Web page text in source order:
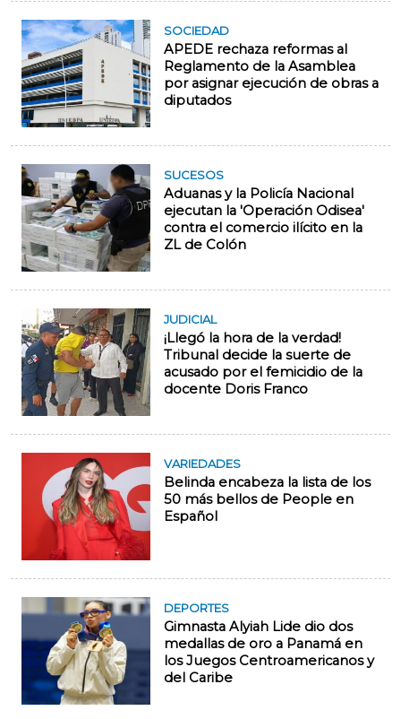
SOCIEDAD
APEDE rechaza reformas al
Reglamento de la Asamblea
por asignar ejecución de obras a
diputados
SUCESOS
Aduanas y la Policía Nacional
ejecutan la 'Operación Odisea'
contra el comercio ilícito en la
ZL de Colón
JUDICIAL
¡Llegó la hora de la verdad!
Tribunal decide la suerte de
acusado por el femicidio de la
docente Doris Franco
VARIEDADES
Belinda encabeza la lista de los
50 más bellos de People en
Español
DEPORTES
Gimnasta Alyiah Lide dio dos
medallas de oro a Panamá en
los Juegos Centroamericanos y
del Caribe